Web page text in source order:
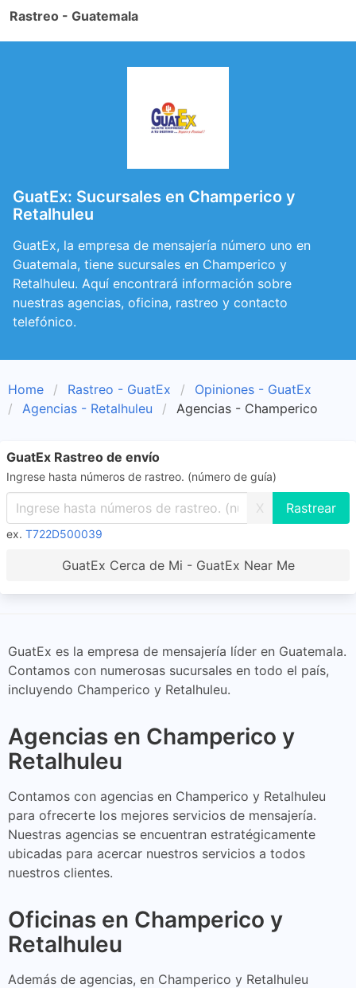
Rastreo - Guatemala
GuatEx: Sucursales en Champerico y
Retalhuleu
GuatEx, la empresa de mensajería número uno en
Guatemala, tiene sucursales en Champerico y
Retalhuleu. Aquí encontrará información sobre
nuestras agencias, oficina, rastreo y contacto
telefónico.
Home Rastreo - GuatEx
Opiniones - GuatEx
Agencias - Retalhuleu
Agencias - Champerico
GuatEx Rastreo de envío
Ingrese hasta números de rastreo. (número de guía)
X
ex. T722D500039
GuatEx Cerca de Mi - GuatEx Near Me
GuatEx es la empresa de mensajería líder en Guatemala.
Contamos con numerosas sucursales en todo el país,
incluyendo Champerico y Retalhuleu.
Agencias en Champerico y
Retalhuleu
Contamos con agencias en Champerico y Retalhuleu
para ofrecerte los mejores servicios de mensajería.
Nuestras agencias se encuentran estratégicamente
ubicadas para acercar nuestros servicios a todos
nuestros clientes.
Oficinas en Champerico y
Retalhuleu
Además de agencias, en Champerico y Retalhuleu